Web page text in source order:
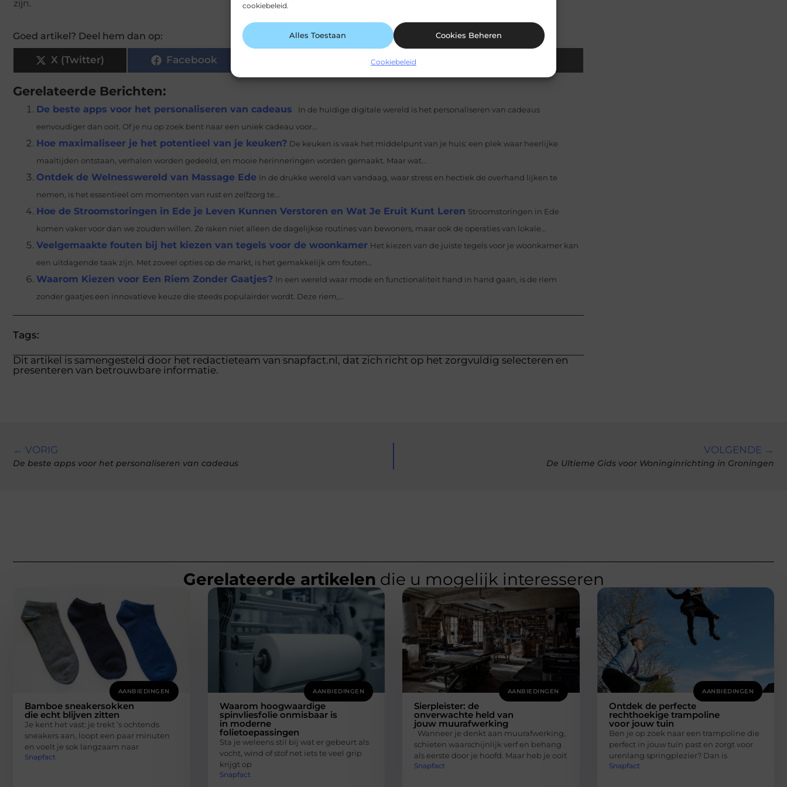
cookiebeleid.
Alles Toestaan Cookies Beheren
Cookiebeleid
zijn.
Goed artikel? Deel hem dan op:
X (Twitter) Facebook LinkedIn
Gerelateerde Berichten:
De beste apps voor het personaliseren van cadeaus
In de huidige digitale wereld is het personaliseren van cadeaus
eenvoudiger dan ooit. Of je nu op zoek bent naar een uniek cadeau voor...
Hoe maximaliseer je het potentieel van je keuken? De keuken is vaak het middelpunt van je huis: een plek waar heerlijke
maaltijden ontstaan, verhalen worden gedeeld, en mooie herinneringen worden gemaakt. Maar wat...
Ontdek de Welnesswereld van Massage Ede In de drukke wereld van vandaag, waar stress en hectiek de overhand lijken te
nemen, is het essentieel om momenten van rust en zelfzorg te...
Hoe de Stroomstoringen in Ede je Leven Kunnen Verstoren en Wat Je Eruit Kunt Leren Stroomstoringen in Ede
komen vaker voor dan we zouden willen. Ze raken niet alleen de dagelijkse routines van bewoners, maar ook de operaties van lokale...
Veelgemaakte fouten bij het kiezen van tegels voor de woonkamer Het kiezen van de juiste tegels voor je woonkamer kan
een uitdagende taak zijn. Met zoveel opties op de markt, is het gemakkelijk om fouten...
Waarom Kiezen voor Een Riem Zonder Gaatjes? In een wereld waar mode en functionaliteit hand in hand gaan, is de riem
zonder gaatjes een innovatieve keuze die steeds populairder wordt. Deze riem,...
Tags:
Dit artikel is samengesteld door het redactieteam van snapfact.nl, dat zich richt op het zorgvuldig selecteren en
presenteren van betrouwbare informatie.
← VORIG
De beste apps voor het personaliseren van cadeaus
VOLGENDE →
De Ultieme Gids voor Woninginrichting in Groningen
Gerelateerde artikelen die u mogelijk interesseren
AANBIEDINGEN
Bamboe sneakersokken
die echt blijven zitten
Je kent het vast: je trekt ’s ochtends
sneakers aan, loopt een paar minuten
en voelt je sok langzaam naar
Snapfact
AANBIEDINGEN
Waarom hoogwaardige
spinvliesfolie onmisbaar is
in moderne
folietoepassingen
Sta je weleens stil bij wat er gebeurt als
vocht, wind of stof net iets te veel grip
krijgt op
Snapfact
AANBIEDINGEN
Sierpleister: de
onverwachte held van
jouw muurafwerking
Wanneer je denkt aan muurafwerking,
schieten waarschijnlijk verf en behang
als eerste door je hoofd. Maar heb je ooit
Snapfact
AANBIEDINGEN
Ontdek de perfecte
rechthoekige trampoline
voor jouw tuin
Ben je op zoek naar een trampoline die
perfect in jouw tuin past en zorgt voor
urenlang springplezier? Dan is
Snapfact